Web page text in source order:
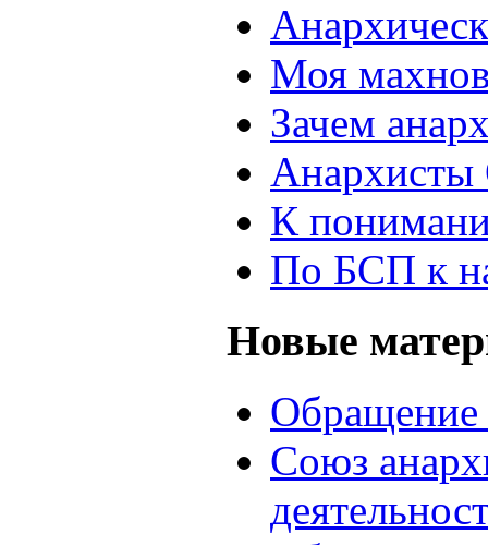
Моя
Зачем
Анархисты
К
По БСП к
Новые
Союз